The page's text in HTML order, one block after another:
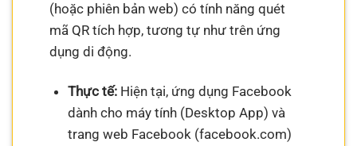
(hoặc phiên bản web) có tính năng quét
mã QR tích hợp, tương tự như trên ứng
dụng di động.
Thực tế:Hiện tại, ứng dụng Facebook
dành cho máy tính (Desktop App) và
trang web Facebook (facebook.com)